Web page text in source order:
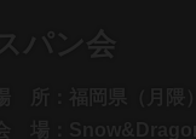
スパン会
場 所：
福岡県（月隈）
会 場：
Snow&Dragon